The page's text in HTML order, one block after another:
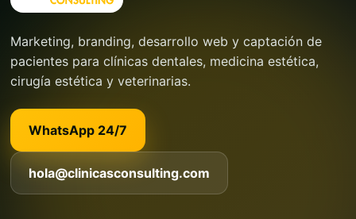
Marketing, branding, desarrollo web y captación de
pacientes para clínicas dentales, medicina estética,
cirugía estética y veterinarias.
WhatsApp 24/7
hola@clinicasconsulting.com